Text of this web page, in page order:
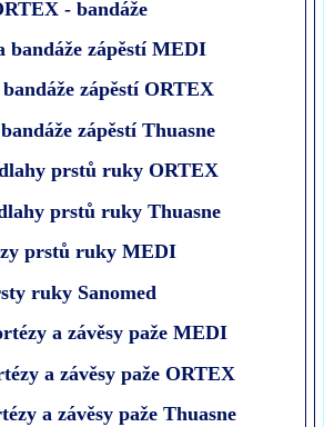
- bandáže
bandáže zápěstí MEDI
zápěstí ORTEX
zápěstí Thuasne
prstů ruky ORTEX
prstů ruky Thuasne
prstů ruky MEDI
ruky Sanomed
a závěsy paže MEDI
a závěsy paže ORTEX
a závěsy paže Thuasne